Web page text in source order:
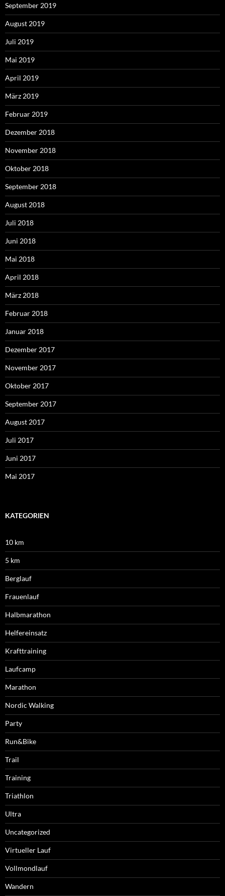
September 2019
August 2019
Juli 2019
Mai 2019
April 2019
März 2019
Februar 2019
Dezember 2018
November 2018
Oktober 2018
September 2018
August 2018
Juli 2018
Juni 2018
Mai 2018
April 2018
März 2018
Februar 2018
Januar 2018
Dezember 2017
November 2017
Oktober 2017
September 2017
August 2017
Juli 2017
Juni 2017
Mai 2017
KATEGORIEN
10 km
5 km
Berglauf
Frauenlauf
Halbmarathon
Helfereinsatz
Krafttraining
Laufcamp
Marathon
Nordic Walking
Party
Run&Bike
Trail
Training
Triathlon
Ultra
Uncategorized
Virtueller Lauf
Vollmondlauf
Wandern